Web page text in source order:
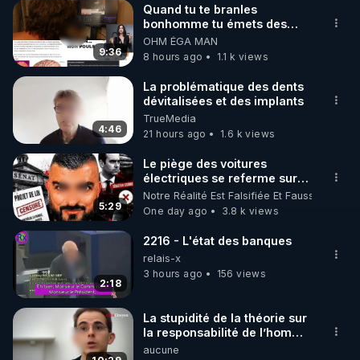
🌱 INSTAGRAM
https://www.instagram.com/rdlr_thierrycasasnovas/
http://rgnr.li/instagram
🌱 LA NEWSLETTER
Pour ne pas rater l’actualité RGNR (stages,
http://rgnr.li/news
🌱 VIDÉOS NON CENSURÉES SUR ODYSEE
Toutes les vidéos Youtube sont aussi sur la
http://rgnr.li/odysee
🌱 LES STAGES EN PRÉSENTIEL
http://rgnr.li/stages
9:36
Quand tu te branles
bonhomme tu émets des
ondes ils ont juste omis de
t'expliquer
OHM ÉGA MAN
8 hours ago
1.1 k views
4:46
La problématique des dents
dévitalisées et des implants
TrueMedia
21 hours ago
1.6 k views
5:29
Le piège des voitures
électriques se referme sur
les usagers !
Notre Réalité Est Falsifiée Et Fausse
One day ago
3.8 k views
2:18
2216 - L'état des banques
relais-x
3 hours ago
156 views
La stupidité de la théorie sur
la responsabilité de l’homme
concernant le dioxyde de
aucune